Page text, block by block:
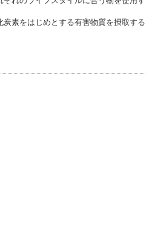
素をはじめとする有害物質を摂取する